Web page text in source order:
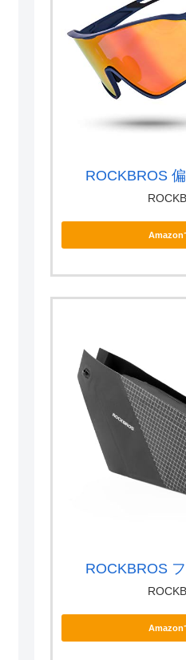
ROCKBROS
Amazon
ROCKBROS
Amazon